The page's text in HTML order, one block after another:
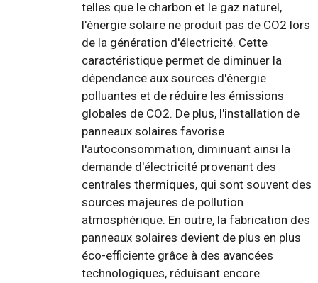
telles que le charbon et le gaz naturel,
l'énergie solaire ne produit pas de CO2 lors
de la génération d'électricité. Cette
caractéristique permet de diminuer la
dépendance aux sources d'énergie
polluantes et de réduire les émissions
globales de CO2. De plus, l'installation de
panneaux solaires favorise
l'autoconsommation, diminuant ainsi la
demande d'électricité provenant des
centrales thermiques, qui sont souvent des
sources majeures de pollution
atmosphérique. En outre, la fabrication des
panneaux solaires devient de plus en plus
éco-efficiente grâce à des avancées
technologiques, réduisant encore